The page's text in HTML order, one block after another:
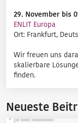
29. November bis
ENLIT Europa
Ort: Frankfurt,
Wir freuen uns
skalierbare
finden.
Neueste